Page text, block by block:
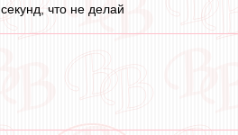
что не делай